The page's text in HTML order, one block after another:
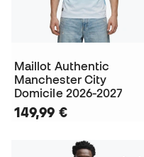
Maillot Authentic
Manchester City
Domicile 2026-2027
149,99 €